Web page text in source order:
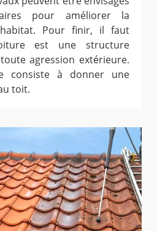
pour améliorer la
Pour finir, il faut
est une structure
agression extérieure.
consiste à donner une
toit.